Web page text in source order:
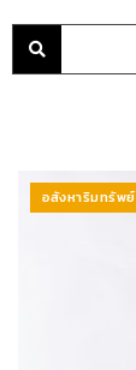
อสังหาริมทรัพย์